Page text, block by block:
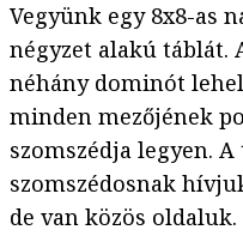
Vegyünk egy 8x8-as
négyzet alakú táblát.
néhány dominót
minden mezőjének
szomszédja legyen.
szomszédosnak
de van közös oldaluk.